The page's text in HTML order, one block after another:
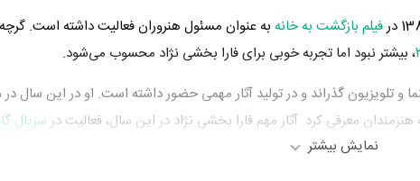
فیلم بازگشت به خانه به عنوان مسئول هنروران فعالیت داشته است.
، بیشتر نبود اما تجربه خوبی برای فارا بخشی نژاد محسوب می‌شود.
معرفی کرد. آثار مهم فارا بخشی نژاد در این سال، فعالیت در سریال
به عنوان مسئول هنروران ، فعالیت در
نمایش بیشتر